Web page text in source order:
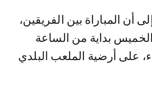
أن المباراة بين الفريقين،
بداية من الساعة
على أرضية الملعب البلدي